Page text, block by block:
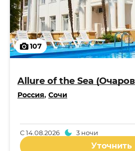
107
Allure of the Sea
Россия, Сочи
С14.08.2026 3 ночи
Уточнить